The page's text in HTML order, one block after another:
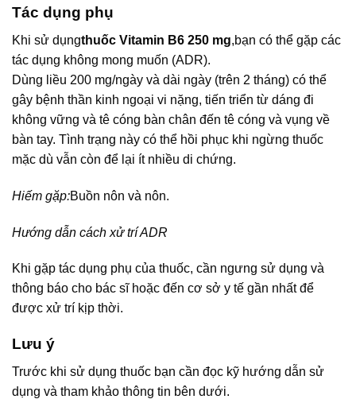
Tác dụng phụ
Khi sử dụngthuốc Vitamin B6 250 mg,bạn có thể gặp các
tác dụng không mong muốn (ADR).
Dùng liều 200 mg/ngày và dài ngày (trên 2 tháng) có thể
gây bệnh thần kinh ngoại vi nặng, tiến triển từ dáng đi
không vững và tê cóng bàn chân đến tê cóng và vụng về
bàn tay. Tình trạng này có thể hồi phục khi ngừng thuốc
mặc dù vẫn còn để lại ít nhiều di chứng.
Hiếm gặp:Buồn nôn và nôn.
Hướng dẫn cách xử trí ADR
Khi gặp tác dụng phụ của thuốc, cần ngưng sử dụng và
thông báo cho bác sĩ hoặc đến cơ sở y tế gần nhất để
được xử trí kịp thời.
Lưu ý
Trước khi sử dụng thuốc bạn cần đọc kỹ hướng dẫn sử
dụng và tham khảo thông tin bên dưới.